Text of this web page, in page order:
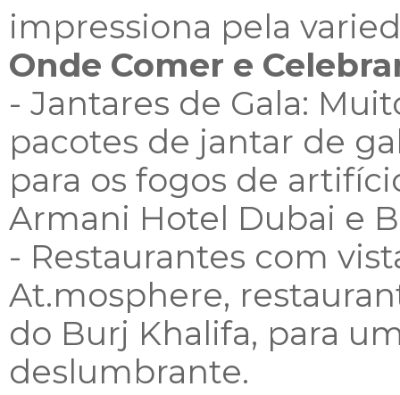
impressiona pela
Onde Comer e
- Jantares de Gala:
pacotes de jantar de
para os fogos de
Armani Hotel Dubai e
- Restaurantes com
At.mosphere,
do Burj Khalifa, para
deslumbrante.